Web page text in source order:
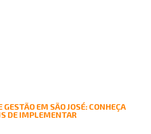
GESTÃO EM SÃO JOSÉ: CONHEÇA
DE IMPLEMENTAR